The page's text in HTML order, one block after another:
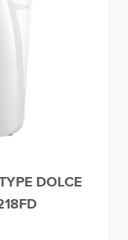
DOLCE